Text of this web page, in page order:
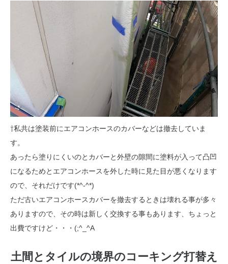
⇧私共は塗装前にエアコンホースのカバーなどは撤去していま
す。
あったら塗りにくいのとカバーと外壁の隙間に塗料が入って凸凹
になるためとエアコンホースを外した時に見た目が悪くなります
ので、それだけです(*^-^*)
ただ古いエアコンホースカバーを撤去するときは壊れる事が多々
ありますので、その時は新しく交換する事もあります、ちょっと
出費ですけど・・・(;^_^A
土間とタイルの境界のコーキング打替え